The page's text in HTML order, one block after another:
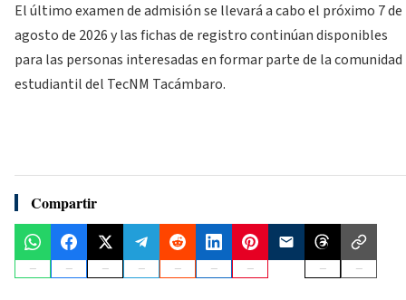
El último examen de admisión se llevará a cabo el próximo 7 de
agosto de 2026 y las fichas de registro continúan disponibles
para las personas interesadas en formar parte de la comunidad
estudiantil del TecNM Tacámbaro.
Compartir